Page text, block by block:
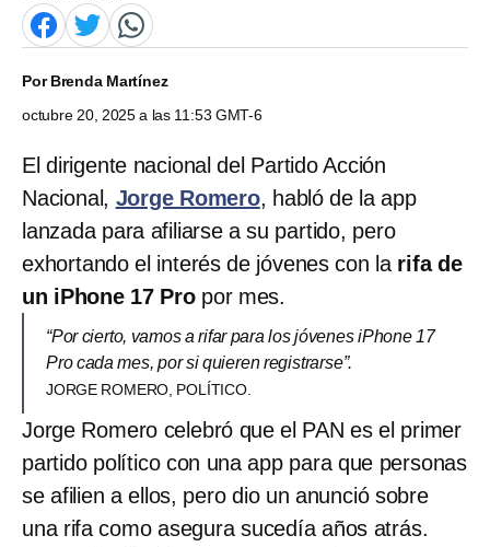
PorBrenda Martínez
octubre 20, 2025 a las 11:53 GMT-6
El dirigente nacional del Partido Acción
Nacional, Jorge Romero, habló de la app
lanzada para afiliarse a su partido, pero
exhortando el interés de jóvenes con la rifa de
un iPhone 17 Propor mes.
“Por cierto, vamos a rifar para los jóvenes iPhone 17
Pro cada mes, por si quieren registrarse”.
JORGE ROMERO, POLÍTICO.
Jorge Romero celebró que el PAN es el primer
partido político con una app para que personas
se afilien a ellos, pero dio un anunció sobre
una rifa como asegura sucedía años atrás.